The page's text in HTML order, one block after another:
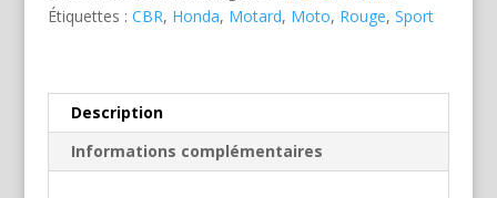
Rouge
Étiquettes : CBR, Honda, Motard, Moto, Rouge, Sport
Description
Informations complémentaires